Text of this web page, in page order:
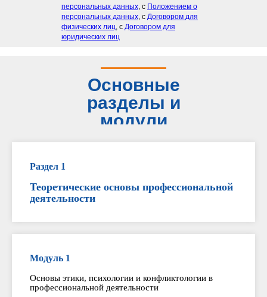
персональных данных, с Положением о
персональных данных, с Договором для
физических лиц, с Договором для
юридических лиц
Основные
разделы и
модули
программы
Раздел 1
Теоретические основы профессиональной
деятельности
Модуль 1
Основы этики, психологии и конфликтологии в
профессиональной деятельности